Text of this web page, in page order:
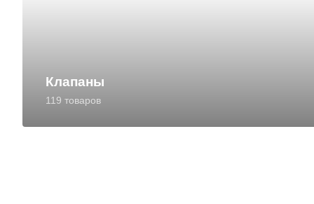
Клапаны
119 товаров